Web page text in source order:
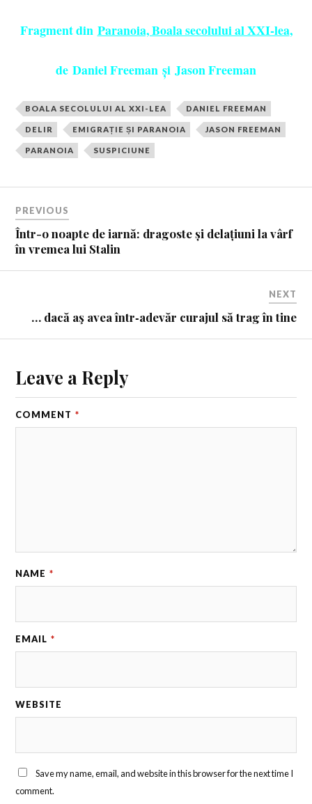
Fragment din Paranoia, Boala secolului al XXI-lea,
de Daniel Freeman și Jason Freeman
BOALA SECOLULUI AL XXI-LEA DANIEL FREEMAN
DELIR EMIGRAȚIE ȘI PARANOIA JASON FREEMAN
PARANOIA SUSPICIUNE
PREVIOUS
Într-o noapte de iarnă: dragoste și delațiuni la vârf
în vremea lui Stalin
NEXT
… dacă aş avea într‑adevăr curajul să trag în tine
Leave a Reply
COMMENT *
NAME *
EMAIL *
WEBSITE
Save my name, email, and website in this browser for the next time I
comment.